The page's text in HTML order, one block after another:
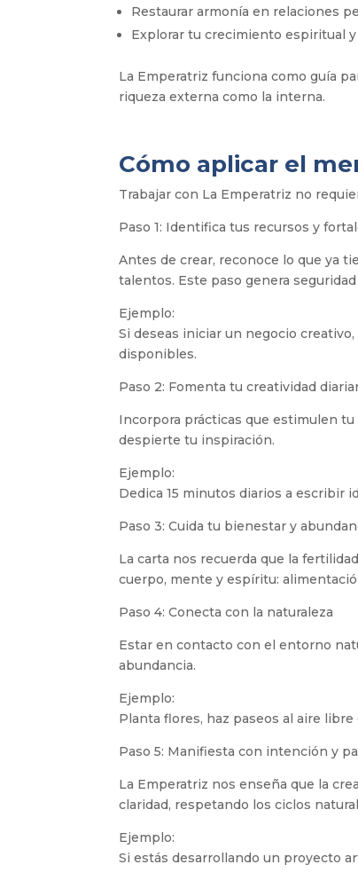
Restaurar armonía en relaciones
Explorar tu crecimiento espiritual
La Emperatriz funciona como guía
riqueza externa como la interna.
Cómo aplicar el
Trabajar con La Emperatriz no
Paso 1: Identifica tus recursos y
Antes de crear, reconoce lo que ya
talentos. Este paso genera
Ejemplo:
Si deseas iniciar un negocio
disponibles.
Paso 2: Fomenta tu creatividad
Incorpora prácticas que estimulen
despierte tu inspiración.
Ejemplo:
Dedica 15 minutos diarios a escribir
Paso 3: Cuida tu bienestar y
La carta nos recuerda que la
cuerpo, mente y espíritu:
Paso 4: Conecta con la naturaleza
Estar en contacto con el entorno
abundancia.
Ejemplo:
Planta flores, haz paseos al aire
Paso 5: Manifiesta con intención y
La Emperatriz nos enseña que la
claridad, respetando los ciclos
Ejemplo:
Si estás desarrollando un proyecto